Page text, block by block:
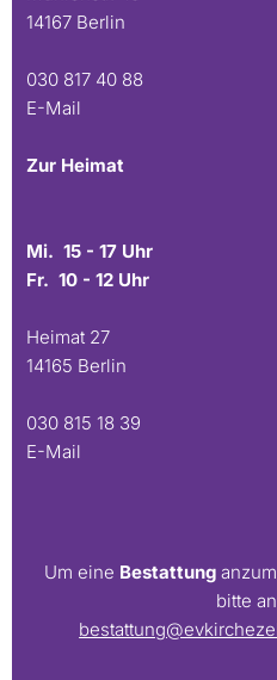
14167 Berlin
030 817 40 88
E-Mail
Zur Heimat
Mi. 15 - 17 Uhr
Fr. 10 - 12 Uhr
Heimat 27
14165 Berlin
030 815 18 39
E-Mail
Um eine Bestattung
bitte an